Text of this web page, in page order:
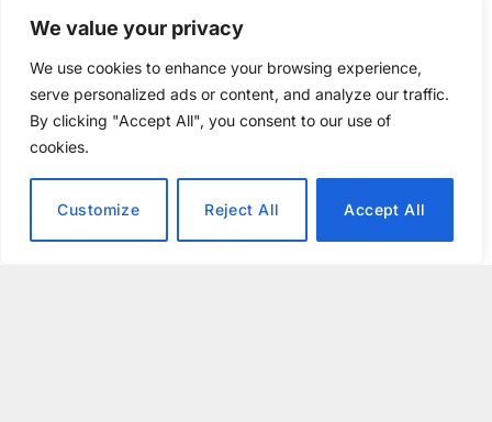
We value your privacy
We use cookies to enhance your browsing experience,
serve personalized ads or content, and analyze our traffic.
By clicking "Accept All", you consent to our use of
cookies.
Customize Reject All Accept All
format, hög till mycket hög prestanda, underbar
skärm, smart batteri och fläkthantering, finns med
integrerat SIM-kort, bra kamera och ljud samt
imponerade mikrofonlösning, smart lösning med
ökade funktioner för TrackPoint, hög säkerhet.
EMOT
Bara två portar och inga av dessa är Thunderbolt 4